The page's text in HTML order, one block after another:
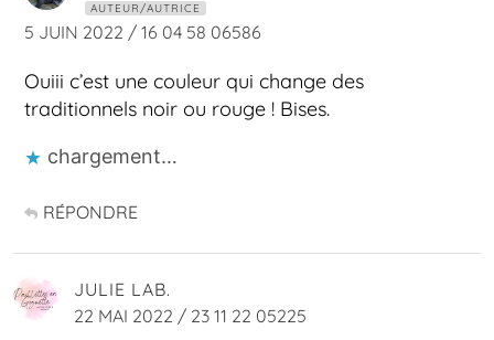
AUTEUR/AUTRICE
5 JUIN 2022 / 16 04 58 06586
Ouiii c’est une couleur qui change des
traditionnels noir ou rouge ! Bises.
chargement…
RÉPONDRE
JULIE LAB.
22 MAI 2022 / 23 11 22 05225